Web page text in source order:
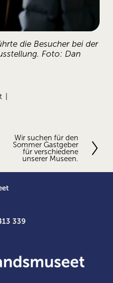
die Besucher bei der
Foto: Dan
t
Wir suchen für den
Sommer Gastgeber
für verschiedene
unserer Museen.
339